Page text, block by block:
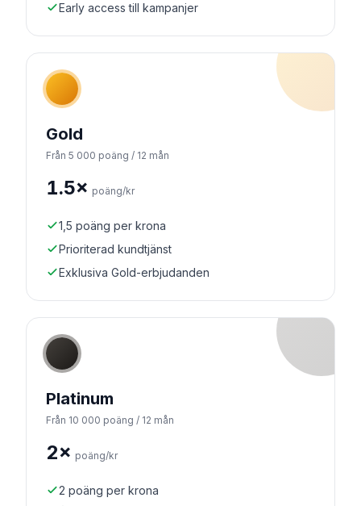
Early access till kampanjer
Gold
Från 5 000 poäng / 12 mån
1.5× poäng/kr
1,5 poäng per krona
Prioriterad kundtjänst
Exklusiva Gold-erbjudanden
Platinum
Från 10 000 poäng / 12 mån
2× poäng/kr
2 poäng per krona